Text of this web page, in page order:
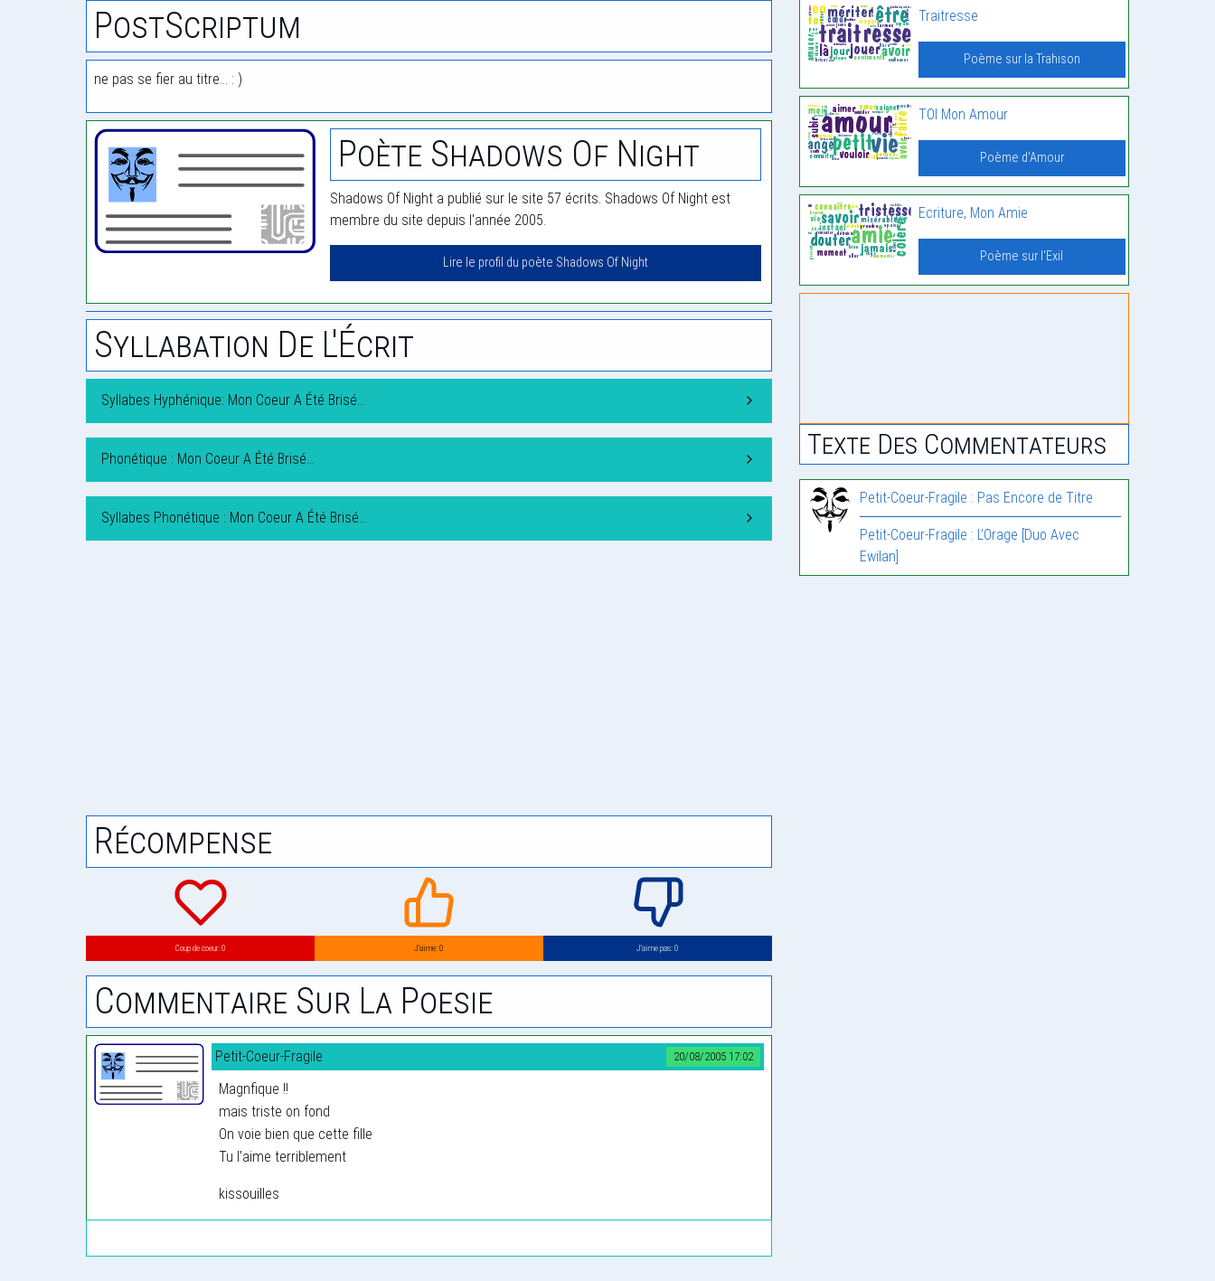
PostScriptum
ne pas se fier au titre… : )
Poète Shadows Of Night
Shadows Of Night a publié sur le site 57 écrits. Shadows Of Night est
membre du site depuis l'année 2005.
Lire le profil du poète Shadows Of Night
Syllabation De L'Écrit
Syllabes Hyphénique: Mon Coeur A Été Brisé…
Phonétique : Mon Coeur A Été Brisé…
Syllabes Phonétique : Mon Coeur A Été Brisé…
Récompense
Coup de coeur: 0 J’aime: 0 J’aime pas: 0
Commentaire Sur La Poesie
20/08/2005 17:02
Petit-Coeur-Fragile
Magnfique !!
mais triste on fond
On voie bien que cette fille
Tu l’aime terriblement
kissouilles
Traitresse
Poème sur la Trahison
TOI Mon Amour
Poème d'Amour
Ecriture, Mon Amie
Poème sur l'Exil
Texte Des Commentateurs
Petit-Coeur-Fragile : Pas Encore de Titre
Petit-Coeur-Fragile : L’Orage [Duo Avec
Ewilan]